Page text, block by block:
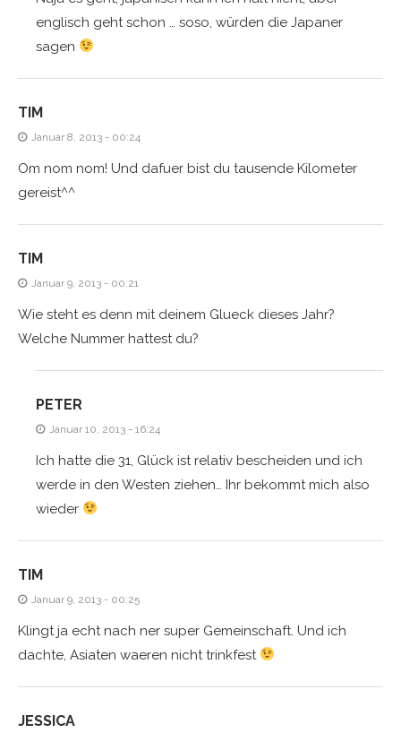
englisch geht schon … soso, würden die Japaner
sagen
TIM
Januar 8, 2013 - 00:24
Om nom nom! Und dafuer bist du tausende Kilometer
gereist^^
TIM
Januar 9, 2013 - 00:21
Wie steht es denn mit deinem Glueck dieses Jahr?
Welche Nummer hattest du?
PETER
Januar 10, 2013 - 16:24
Ich hatte die 31, Glück ist relativ bescheiden und ich
werde in den Westen ziehen… Ihr bekommt mich also
wieder
TIM
Januar 9, 2013 - 00:25
Klingt ja echt nach ner super Gemeinschaft. Und ich
dachte, Asiaten waeren nicht trinkfest
JESSICA